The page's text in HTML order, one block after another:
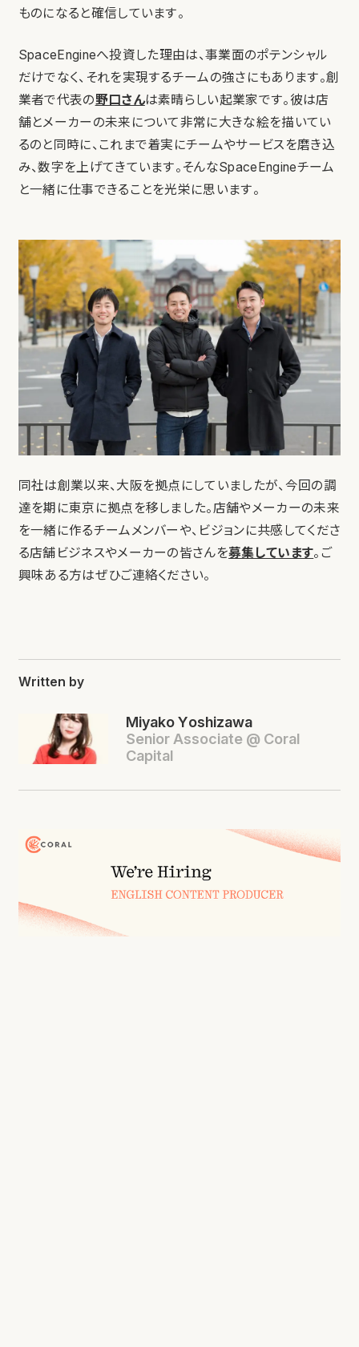
ものになると確信しています。
SpaceEngineへ投資した理由は、事業面のポテンシャル
だけでなく、それを実現するチームの強さにもあります。創
業者で代表の野口さんは素晴らしい起業家です。彼は店
舗とメーカーの未来について非常に大きな絵を描いてい
るのと同時に、これまで着実にチームやサービスを磨き込
み、数字を上げてきています。そんなSpaceEngineチーム
と一緒に仕事できることを光栄に思います。
同社は創業以来、大阪を拠点にしていましたが、今回の調
達を期に東京に拠点を移しました。店舗やメーカーの未来
を一緒に作るチームメンバーや、ビジョンに共感してくださ
る店舗ビジネスやメーカーの皆さんを募集しています。ご
興味ある方はぜひご連絡ください。
Written by
Miyako Yoshizawa
Senior Associate @ Coral
Capital